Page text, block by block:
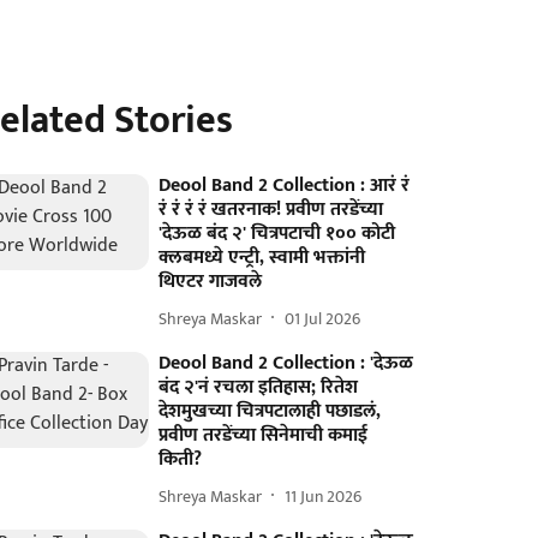
Stories
Deool Band 2 Collection : आरं रं
रं रं रं रं खतरनाक! प्रवीण तरडेंच्या
'देऊळ बंद २' चित्रपटाची १०० कोटी
क्लबमध्ये एन्ट्री, स्वामी भक्तांनी
थिएटर गाजवले
Shreya Maskar 01 Jul 2026
Deool Band 2 Collection : 'देऊळ
बंद २'नं रचला इतिहास; रितेश
देशमुखच्या चित्रपटालाही पछाडलं,
प्रवीण तरडेंच्या सिनेमाची कमाई
किती?
Shreya Maskar 11 Jun 2026